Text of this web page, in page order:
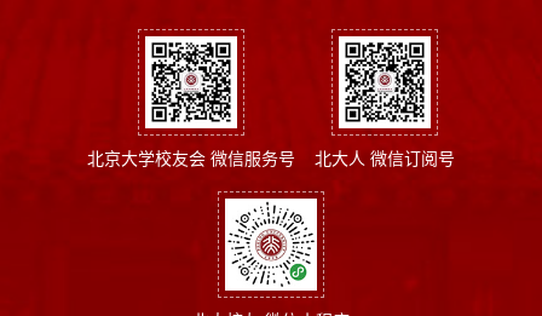
北京大学校友会 微信服务号 北大人 微信订阅号